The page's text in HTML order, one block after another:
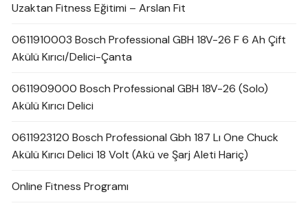
Uzaktan Fitness Eğitimi – Arslan Fit
0611910003 Bosch Professional GBH 18V-26 F 6 Ah Çift
Akülü Kırıcı/Delici-Çanta
0611909000 Bosch Professional GBH 18V-26 (Solo)
Akülü Kırıcı Delici
0611923120 Bosch Professional Gbh 187 Lı One Chuck
Akülü Kırıcı Delici 18 Volt (Akü ve Şarj Aleti Hariç)
Online Fitness Programı